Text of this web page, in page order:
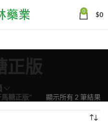
0 $0
正版
糖正版” 顯示所有 2 筆結果